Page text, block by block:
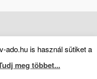
ado.hu is használ sütiket a
meg többet...